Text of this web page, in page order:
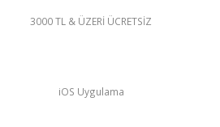
3000 TL & ÜZERİ ÜCRETSİZ
iOS Uygulama